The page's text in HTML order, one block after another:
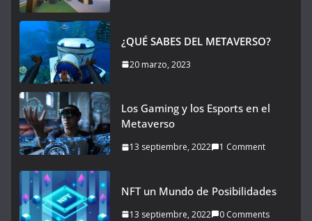
¿QUÉ SABES DEL METAVERSO?
20 marzo, 2023
Los Gaming y los Esports en el
Metaverso
13 septiembre, 2022 1 Comment
NFT un Mundo de Posibilidades
13 septiembre, 2022 0 Comments